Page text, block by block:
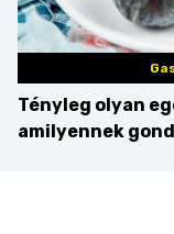
Tényleg olyan
amilyennek